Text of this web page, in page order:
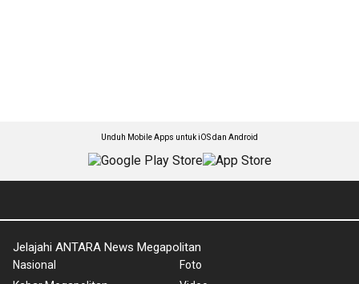
Unduh Mobile Apps untuk iOS dan Android
Jelajahi ANTARA News Megapolitan
Nasional
Foto